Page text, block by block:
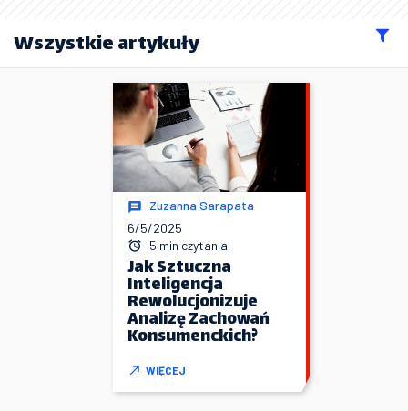
Wszystkie artykuły
Zuzanna Sarapata
6/5/2025
5 min czytania
Jak Sztuczna
Inteligencja
Rewolucjonizuje
Analizę Zachowań
Konsumenckich?
WIĘCEJ